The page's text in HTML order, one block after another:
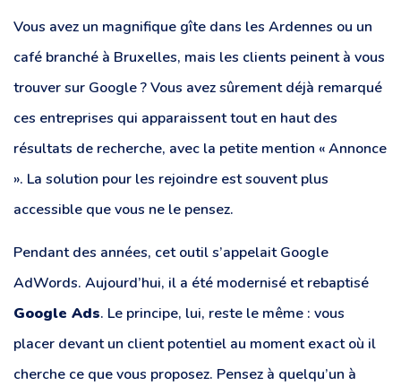
Vous avez un magnifique gîte dans les Ardennes ou un
café branché à Bruxelles, mais les clients peinent à vous
trouver sur Google ? Vous avez sûrement déjà remarqué
ces entreprises qui apparaissent tout en haut des
résultats de recherche, avec la petite mention « Annonce
». La solution pour les rejoindre est souvent plus
accessible que vous ne le pensez.
Pendant des années, cet outil s’appelait Google
AdWords. Aujourd’hui, il a été modernisé et rebaptisé
Google Ads. Le principe, lui, reste le même : vous
placer devant un client potentiel au moment exact où il
cherche ce que vous proposez. Pensez à quelqu’un à